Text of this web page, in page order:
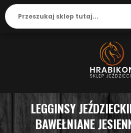
LEGGINSY
BAWEŁNIANE